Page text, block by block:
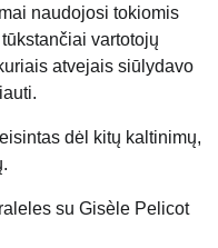
naudojosi tokiomis
vartotojų
atvejais siūlydavo
dėl kitų kaltinimų,
su Gisèle Pelicot